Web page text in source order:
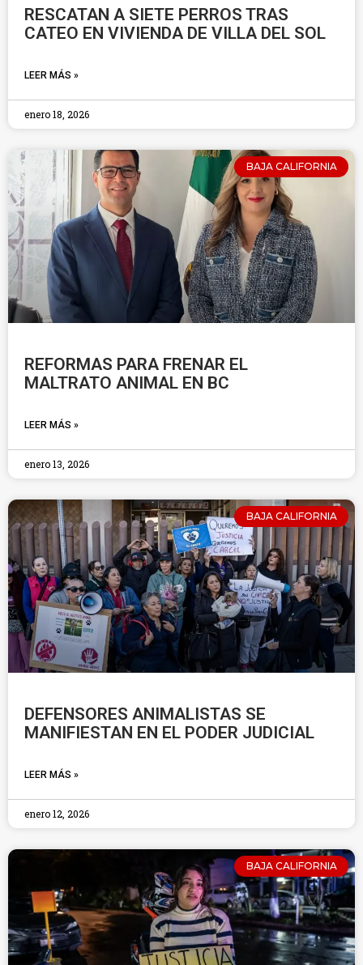
RESCATAN A SIETE PERROS TRAS
CATEO EN VIVIENDA DE VILLA DEL SOL
LEER MÁS »
enero 18, 2026
BAJA CALIFORNIA
REFORMAS PARA FRENAR EL
MALTRATO ANIMAL EN BC
LEER MÁS »
enero 13, 2026
BAJA CALIFORNIA
DEFENSORES ANIMALISTAS SE
MANIFIESTAN EN EL PODER JUDICIAL
LEER MÁS »
enero 12, 2026
BAJA CALIFORNIA